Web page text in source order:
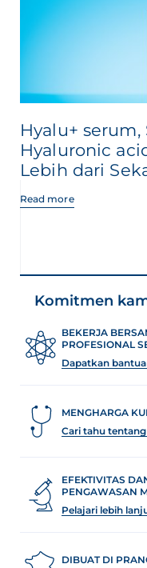
Hyalu+ serum,
Hyaluronic
Lebih dari
Read more
Komitmen
BEKERJA
PROFESIONAL
Dapatkan
MENGHARGA
Cari tahu
EFEKTIVITAS
PENGAWASAN
Pelajari lebih
DIBUAT DI